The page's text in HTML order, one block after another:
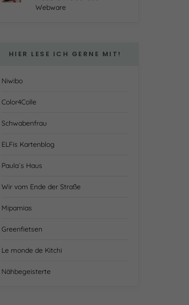
Webware
HIER LESE ICH GERNE MIT!
Niwibo
Color4Colle
Schwabenfrau
ELFis Kartenblog
Paula´s Haus
Wir vom Ende der Straße
Mipamias
Greenfietsen
Le monde de Kitchi
Nähbegeisterte